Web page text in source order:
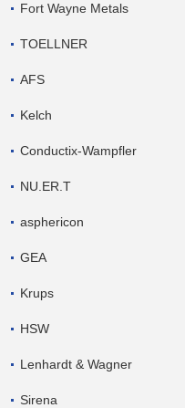
Fort Wayne Metals
TOELLNER
AFS
Kelch
Conductix-Wampfler
NU.ER.T
asphericon
GEA
Krups
HSW
Lenhardt & Wagner
Sirena